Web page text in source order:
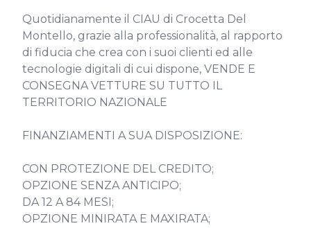
Quotidianamente il CIAU di Crocetta Del
Montello, grazie alla professionalità, al rapporto
di fiducia che crea con i suoi clienti ed alle
tecnologie digitali di cui dispone, VENDE E
CONSEGNA VETTURE SU TUTTO IL
TERRITORIO NAZIONALE
FINANZIAMENTI A SUA DISPOSIZIONE:
CON PROTEZIONE DEL CREDITO;
OPZIONE SENZA ANTICIPO;
DA 12 A 84 MESI;
OPZIONE MINIRATA E MAXIRATA;